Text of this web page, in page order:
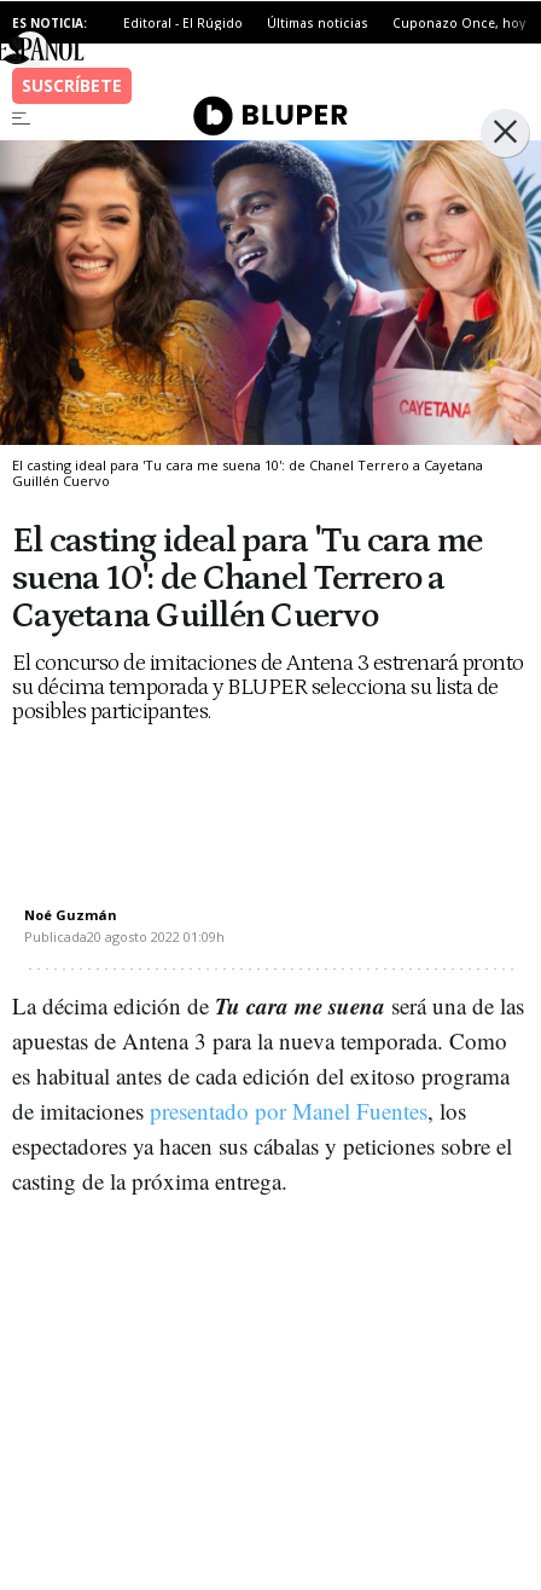
ES NOTICIA: Editoral - El Rúgido Últimas noticias Cuponazo Once, hoy
El casting ideal para 'Tu cara me suena 10': de Chanel Terrero a Cayetana
Guillén Cuervo
El casting ideal para 'Tu cara me
suena 10': de Chanel Terrero a
Cayetana Guillén Cuervo
El concurso de imitaciones de Antena 3 estrenará pronto
su décima temporada y BLUPER selecciona su lista de
posibles participantes.
Noé Guzmán
Publicada20 agosto 2022 01:09h
La décima edición de Tu cara me suena será una de las
apuestas de Antena 3 para la nueva temporada. Como
es habitual antes de cada edición del exitoso programa
de imitaciones presentado por Manel Fuentes, los
espectadores ya hacen sus cábalas y peticiones sobre el
casting de la próxima entrega.